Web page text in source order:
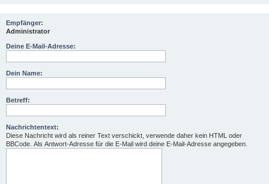
Empfänger:
Administrator
Deine E-Mail-Adresse:
Dein Name:
Betreff:
Nachrichtentext:
Diese Nachricht wird als reiner Text verschickt, verwende daher kein HTML oder
BBCode. Als Antwort-Adresse für die E-Mail wird deine E-Mail-Adresse angegeben.